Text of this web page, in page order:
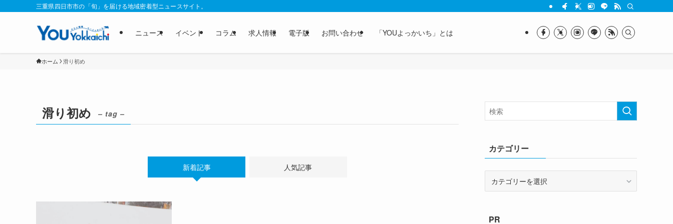
三重県四日市市の「旬」を届ける地域密着型ニュースサイト。
ニュース イベント コラム 求人情報 電子版 お問い合わせ 「YOUよっかいち」とは
ホーム 滑り初め
滑り初め – tag –
新着記事 人気記事
カテゴリー
ーPR